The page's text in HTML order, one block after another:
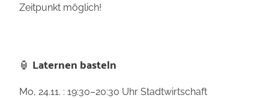
Zeitpunkt möglich!
🏮 Laternen basteln
Mo, 24.11. : 19:30–20:30 Uhr Stadtwirtschaft